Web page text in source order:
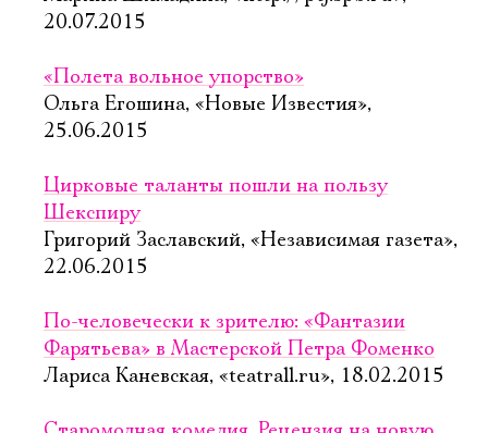
20.07.2015
«Полета вольное упорство»
Ольга Егошина, «Новые Известия»,
25.06.2015
Цирковые таланты пошли на пользу
Шекспиру
Григорий Заславский, «Независимая газета»,
22.06.2015
По-человечески к зрителю: «Фантазии
Фарятьева» в Мастерской Петра Фоменко
Лариса Каневская, «teatrall.ru», 18.02.2015